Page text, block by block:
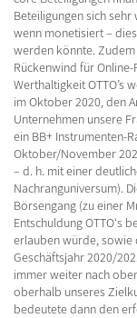
Beteiligungen sich
wenn monetisiert –
werden könnte.
Rückenwind für
Werthaltigkeit OTTO’s
im Oktober 2020, den
Unternehmen unsere
ein BB+ Instrumenten-
Oktober/November
– d. h. mit einer
Nachranguniversum).
Börsengang (zu einer
Entschuldung OTTO‘s
erlauben würde, sowie
Geschäftsjahr 2020/
immer weiter nach
oberhalb unseres
bedeutete dann den